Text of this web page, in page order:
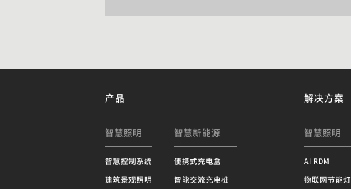
产品
智慧照明
智慧控制系统
建筑景观照明
智慧新能源
便携式充电盒
智能交流充电桩
解决方案
智慧照明
AI RDM
物联网节能灯